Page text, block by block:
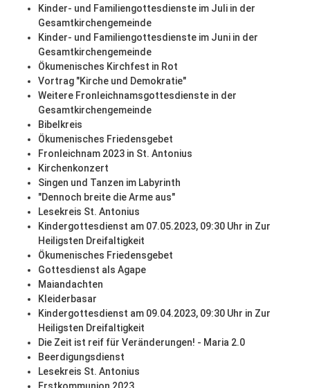
Kinder- und Familiengottesdienste im Juli in der
Gesamtkirchengemeinde
Kinder- und Familiengottesdienste im Juni in der
Gesamtkirchengemeinde
Ökumenisches Kirchfest in Rot
Vortrag "Kirche und Demokratie"
Weitere Fronleichnamsgottesdienste in der
Gesamtkirchengemeinde
Bibelkreis
Ökumenisches Friedensgebet
Fronleichnam 2023 in St. Antonius
Kirchenkonzert
Singen und Tanzen im Labyrinth
"Dennoch breite die Arme aus"
Lesekreis St. Antonius
Kindergottesdienst am 07.05.2023, 09:30 Uhr in Zur
Heiligsten Dreifaltigkeit
Ökumenisches Friedensgebet
Gottesdienst als Agape
Maiandachten
Kleiderbasar
Kindergottesdienst am 09.04.2023, 09:30 Uhr in Zur
Heiligsten Dreifaltigkeit
Die Zeit ist reif für Veränderungen! - Maria 2.0
Beerdigungsdienst
Lesekreis St. Antonius